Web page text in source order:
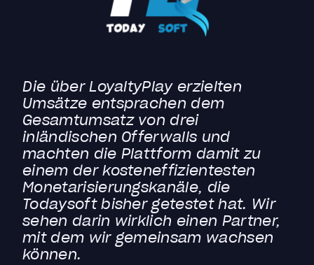
Die über LoyaltyPlay erzielten
Umsätze entsprachen dem
Gesamtumsatz von drei
inländischen Offerwalls und
machten die Plattform damit zu
einem der kosteneffizientesten
Monetarisierungskanäle, die
Todaysoft bisher getestet hat. Wir
sehen darin wirklich einen Partner,
mit dem wir gemeinsam wachsen
können.